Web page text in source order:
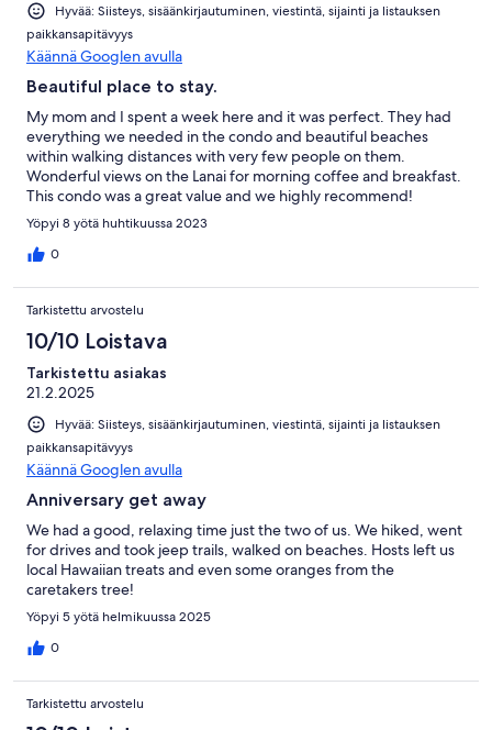
Hyvää: Siisteys, sisäänkirjautuminen, viestintä, sijainti ja listauksen
paikkansapitävyys
Käännä Googlen avulla
Beautiful place to stay.
My mom and I spent a week here and it was perfect. They had
everything we needed in the condo and beautiful beaches
within walking distances with very few people on them.
Wonderful views on the Lanai for morning coffee and breakfast.
This condo was a great value and we highly recommend!
Yöpyi 8 yötä huhtikuussa 2023
0
Tarkistettu arvostelu
10/10 Loistava
Tarkistettu asiakas
21.2.2025
Hyvää: Siisteys, sisäänkirjautuminen, viestintä, sijainti ja listauksen
paikkansapitävyys
Käännä Googlen avulla
Anniversary get away
We had a good, relaxing time just the two of us. We hiked, went
for drives and took jeep trails, walked on beaches. Hosts left us
local Hawaiian treats and even some oranges from the
caretakers tree!
Yöpyi 5 yötä helmikuussa 2025
0
Tarkistettu arvostelu